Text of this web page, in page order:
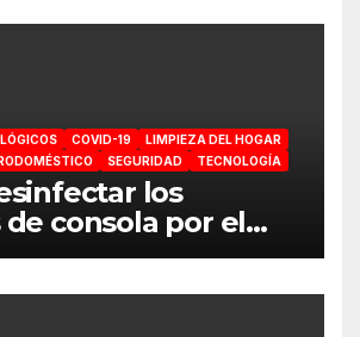
COVID-19
LIMPIEZA DEL HOGAR
SEGURIDAD TECNOLOGÍA
los
consola por el